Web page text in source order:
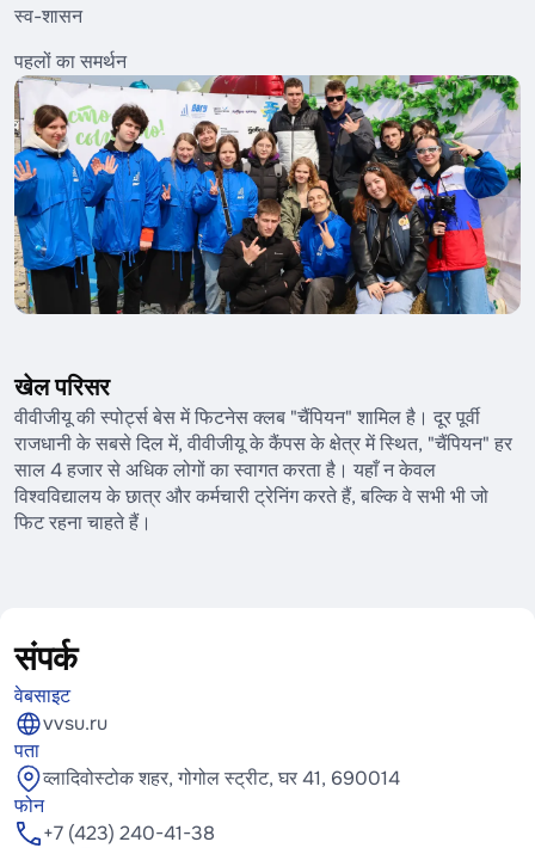
स्व-शासन
पहलों का समर्थन
खेल परिसर
वीवीजीयू की स्पोर्ट्स बेस में फिटनेस क्लब "चैंपियन" शामिल है। दूर पूर्वी
राजधानी के सबसे दिल में, वीवीजीयू के कैंपस के क्षेत्र में स्थित, "चैंपियन" हर
साल 4 हजार से अधिक लोगों का स्वागत करता है। यहाँ न केवल
विश्वविद्यालय के छात्र और कर्मचारी ट्रेनिंग करते हैं, बल्कि वे सभी भी जो
फिट रहना चाहते हैं।
संपर्क
वेबसाइट
vvsu.ru
पता
व्लादिवोस्टोक शहर, गोगोल स्ट्रीट, घर 41, 690014
फोन
+7 (423) 240-41-38